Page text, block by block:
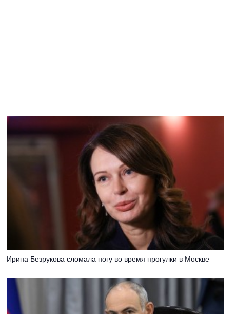
Ирина Безрукова сломала ногу во время прогулки в Москве